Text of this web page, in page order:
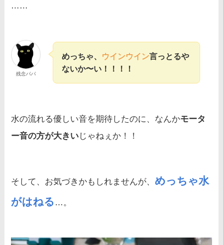
……
残念パパ
めっちゃ、 ウインウイン言っとるや
ないか〜い！！！！
水の流れる優しい音を期待したのに、なんかモータ
ー音の方が大きいじゃねぇか！！
そして、お気づきかもしれませんが、 めっちゃ水
がはねる …。